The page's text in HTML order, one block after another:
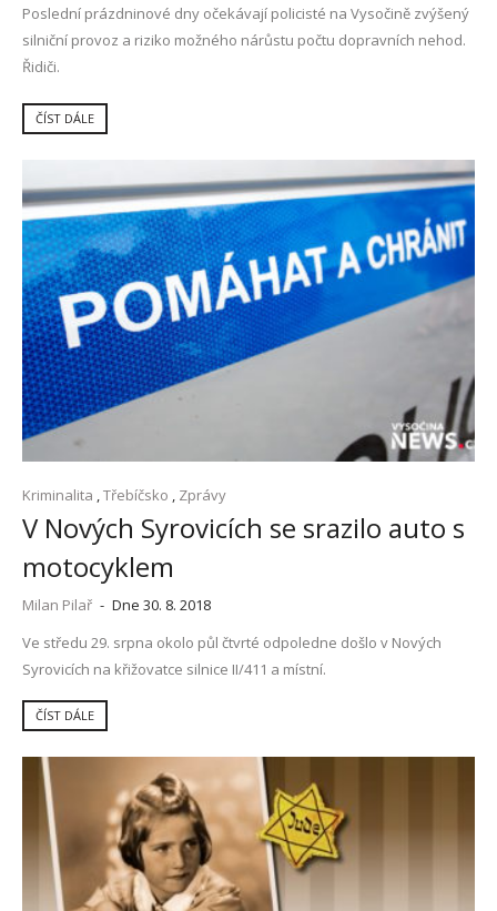
Poslední prázdninové dny očekávají policisté na Vysočině zvýšený
silniční provoz a riziko možného nárůstu počtu dopravních nehod.
Řidiči.
ČÍST DÁLE
Kriminalita Třebíčsko Zprávy
V Nových Syrovicích se srazilo auto s
motocyklem
Milan Pilař - Dne 30. 8. 2018
Ve středu 29. srpna okolo půl čtvrté odpoledne došlo v Nových
Syrovicích na křižovatce silnice II/411 a místní.
ČÍST DÁLE